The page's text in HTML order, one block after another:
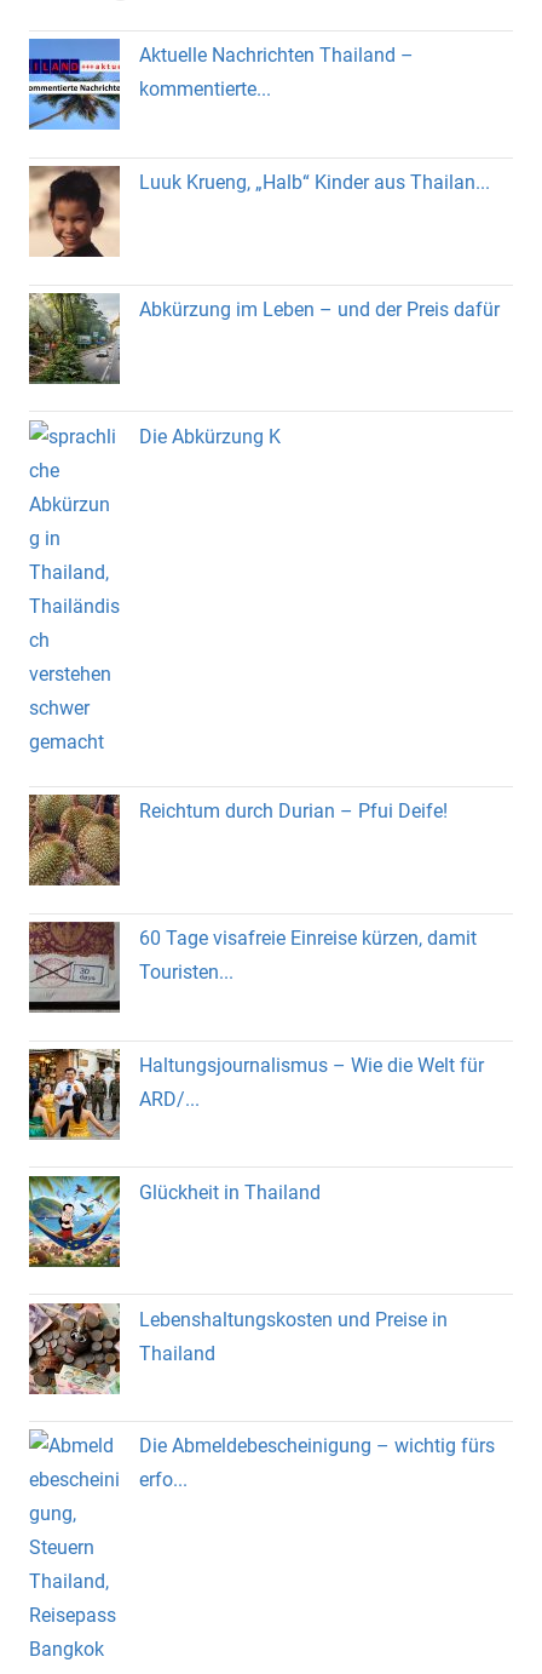
Aktuelle Nachrichten Thailand –
kommentierte...
Luuk Krueng, „Halb“ Kinder aus Thailan...
Abkürzung im Leben – und der Preis dafür
Die Abkürzung K
Reichtum durch Durian – Pfui Deife!
60 Tage visafreie Einreise kürzen, damit
Touristen...
Haltungsjournalismus – Wie die Welt für
ARD/...
Glückheit in Thailand
Lebenshaltungskosten und Preise in
Thailand
Die Abmeldebescheinigung – wichtig fürs
erfo...